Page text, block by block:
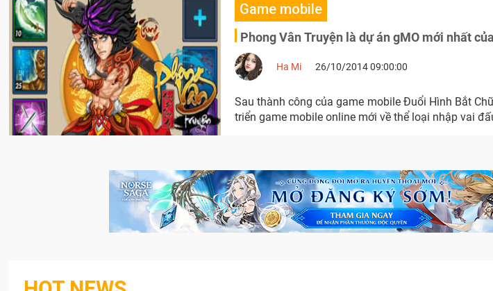
Game mobile
Phong Vân Truyện là dự án gMO mới nhất
Ha Mi 26/10/2014 09:00:00
Sau thành công của game mobile Đuổi Hình Bắt
triển game mobile online mới về thể loại nhập vai